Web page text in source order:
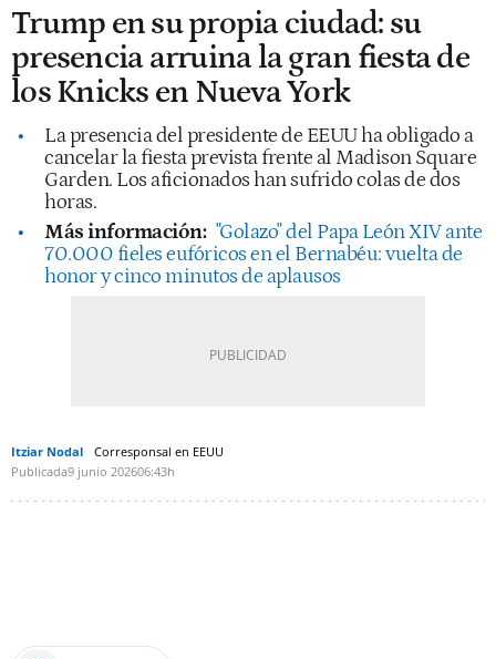
Trump en su propia ciudad: su
presencia arruina la gran fiesta de
los Knicks en Nueva York
La presencia del presidente de EEUU ha obligado a
cancelar la fiesta prevista frente al Madison Square
Garden. Los aficionados han sufrido colas de dos
horas.
Más información: "Golazo" del Papa León XIV ante
70.000 fieles eufóricos en el Bernabéu: vuelta de
honor y cinco minutos de aplausos
Itziar Nodal
Corresponsal en EEUU
Publicada9 junio 202606:43h